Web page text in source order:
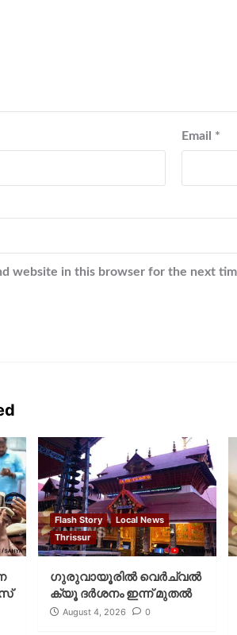
Email *
website in this browser for the next
Flash Story
Local News
Thrissur
ഗുരുവായൂരില്‍ വെര്‍ച്വല്‍
ക്യൂ ദര്‍ശനം ഇന്ന് മുതല്‍
August 4, 2026 0